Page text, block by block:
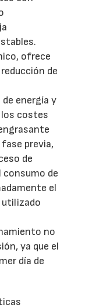
ofrece
de
energía y
costes
previa,
de
consumo de
el
no
ya que el
día de